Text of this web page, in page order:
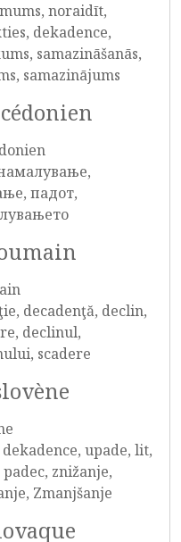
noraidīt,
dekadence,
samazināšanās,
samazinājums
падот,
decadenţă, declin,
declinul,
scadere
upade, lit,
znižanje,
Zmanjšanje